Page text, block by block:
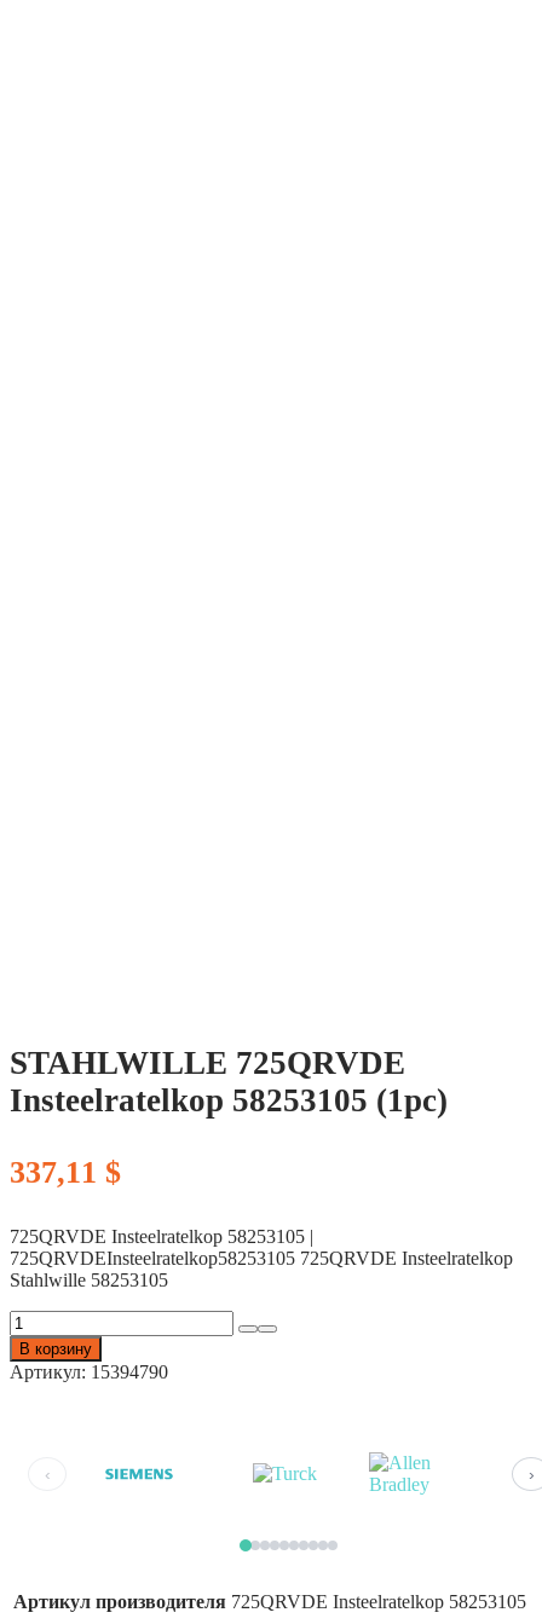
STAHLWILLE 725QRVDE
Insteelratelkop 58253105 (1pc)
337,11 $
725QRVDE Insteelratelkop 58253105 |
725QRVDEInsteelratelkop58253105 725QRVDE Insteelratelkop
Stahlwille 58253105
Количество
товара
STAHLWILLE
725QRVDE
В корзину
Артикул: 15394790
‹ ›
Артикул производителя 725QRVDE Insteelratelkop 58253105